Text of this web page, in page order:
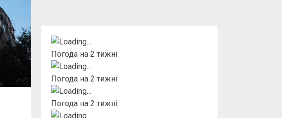
Погода на 2 тижні
Погода на 2 тижні
Погода на 2 тижні